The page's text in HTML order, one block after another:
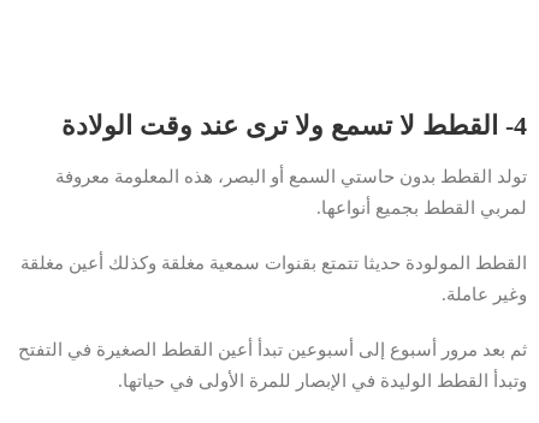
4- القطط لا تسمع ولا ترى عند وقت الولادة
تولد القطط بدون حاستي السمع أو البصر، هذه المعلومة معروفة
لمربي القطط بجميع أنواعها.
القطط المولودة حديثا تتمتع بقنوات سمعية مغلقة وكذلك أعين مغلقة
وغير عاملة.
ثم بعد مرور أسبوع إلى أسبوعين تبدأ أعين القطط الصغيرة في التفتح
وتبدأ القطط الوليدة في الإبصار للمرة الأولى في حياتها.